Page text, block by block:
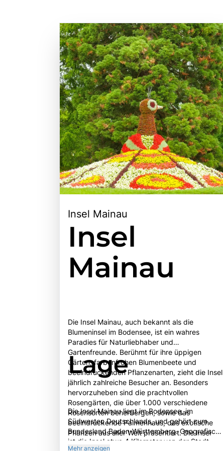
Insel Mainau
Insel
Mainau
Die Insel Mainau, auch bekannt als die
Blumeninsel im Bodensee, ist ein wahres
Paradies für Naturliebhaber und
Gartenfreunde. Berühmt für ihre üppigen
Gärten, farbenfrohen Blumenbeete und
beeindruckenden Pflanzenarten, zieht die Insel
jährlich zahlreiche Besucher an. Besonders
hervorzuheben sind die prachtvollen
Rosengärten, die über 1.000 verschiedene
Rosensorten beherbergen, sowie das
beeindruckende Palmenhaus, das exotische
Pflanzen aus aller Welt präsentiert. Die Insel
Mainau ist nicht nur ein Ort der Schönheit,
Lage
Die Insel Mainau liegt im Bodensee, im
Südwesten Deutschlands, und gehört zum
Bundesland Baden-Württemberg. Geografisch
ist die Insel etwa 4 Kilometer von der Stadt
Mehr anzeigen